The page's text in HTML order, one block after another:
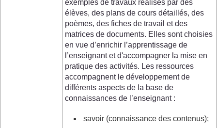
exemples de travaux réalisés par des
élèves, des plans de cours détaillés, des
poèmes, des fiches de travail et des
matrices de documents. Elles sont choisies
en vue d’enrichir l’apprentissage de
l’enseignant et d'accompagner la mise en
pratique des activités. Les ressources
accompagnent le développement de
différents aspects de la base de
connaissances de l’enseignant :
savoir (connaissance des contenus);